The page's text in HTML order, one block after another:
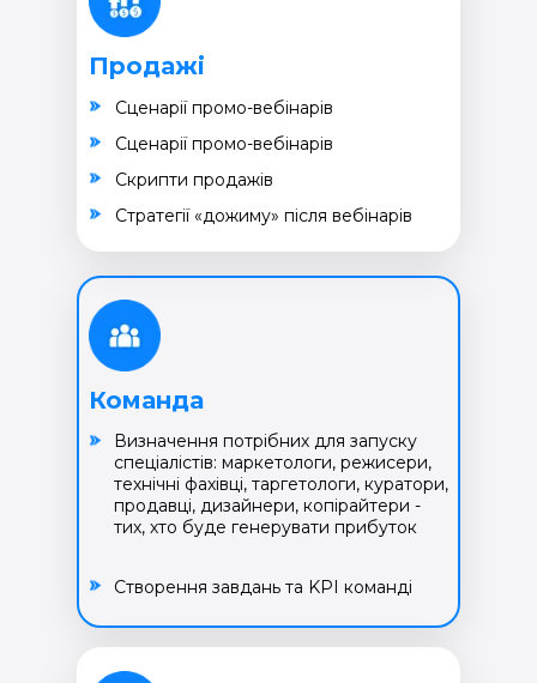
Команда
Визначення потрібних для запуску
спеціалістів: маркетологи, режисери,
технічні фахівці, таргетологи, куратори,
продавці, дизайнери, копірайтери -
тих, хто буде генерувати прибуток
Створення завдань та KPI команді
Продажі
Cценарії промо-вебінарів
Cкрипти продажів
Cценарії промо-вебінарів
Cтратегії «дожиму» після вебінарів